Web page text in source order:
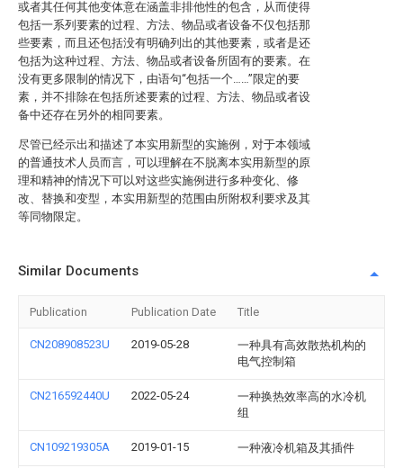
或者其任何其他变体意在涵盖非排他性的包含，从而使得
包括一系列要素的过程、方法、物品或者设备不仅包括那
些要素，而且还包括没有明确列出的其他要素，或者是还
包括为这种过程、方法、物品或者设备所固有的要素。在
没有更多限制的情况下，由语句“包括一个……”限定的要
素，并不排除在包括所述要素的过程、方法、物品或者设
备中还存在另外的相同要素。
尽管已经示出和描述了本实用新型的实施例，对于本领域
的普通技术人员而言，可以理解在不脱离本实用新型的原
理和精神的情况下可以对这些实施例进行多种变化、修
改、替换和变型，本实用新型的范围由所附权利要求及其
等同物限定。
Similar Documents
Publication Publication Date Title
CN208908523U 2019-05-28
一种具有高效散热机构的
电气控制箱
CN216592440U 2022-05-24
一种换热效率高的水冷机
组
CN109219305A 2019-01-15 一种液冷机箱及其插件